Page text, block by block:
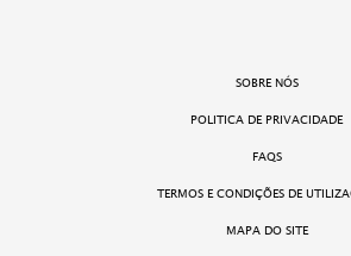
SOBRE NÓS
POLITICA DE PRIVACIDADE
FAQS
TERMOS E CONDIÇÕES DE
MAPA DO SITE